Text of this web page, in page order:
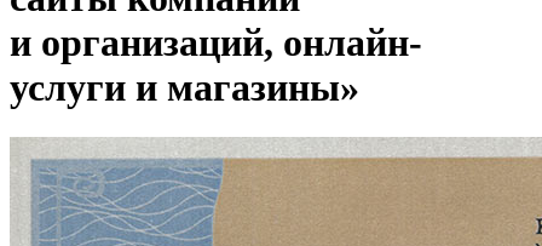
и организаций, онлайн-
услуги и магазины»